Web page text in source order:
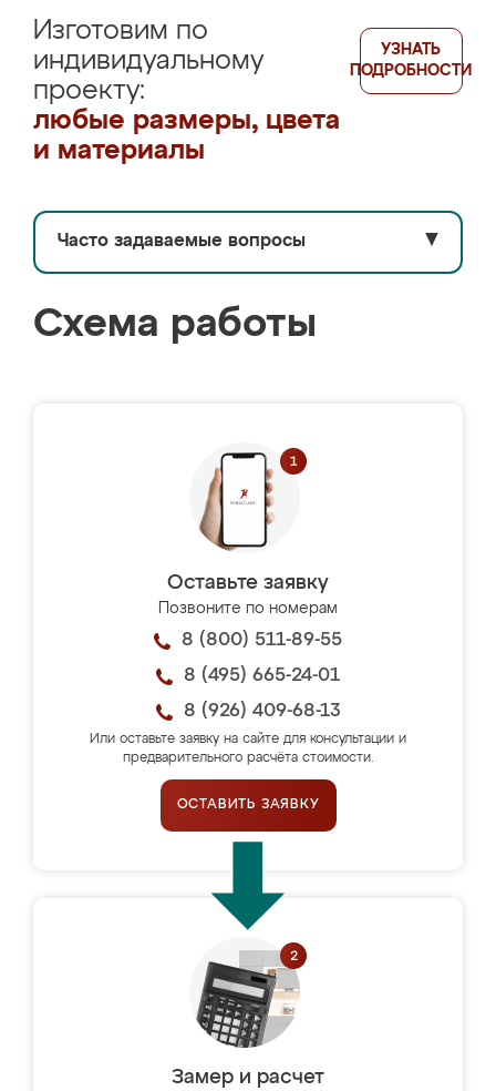
Изготовим по
индивидуальному
проекту:
любые размеры, цвета
и материалы
УЗНАТЬ
ПОДРОБНОСТИ
Часто задаваемые вопросы ▼
Схема работы
Оставьте заявку
Позвоните по номерам
8 (800) 511-89-55
8 (495) 665-24-01
8 (926) 409-68-13
Или оставьте заявку на сайте для консультации и
предварительного расчёта стоимости.
ОСТАВИТЬ ЗАЯВКУ
Замер и расчет